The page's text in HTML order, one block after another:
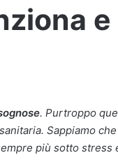
. Purtroppo
Sappiamo
più sotto stress